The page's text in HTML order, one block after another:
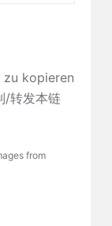
kopieren
/转发本链
from